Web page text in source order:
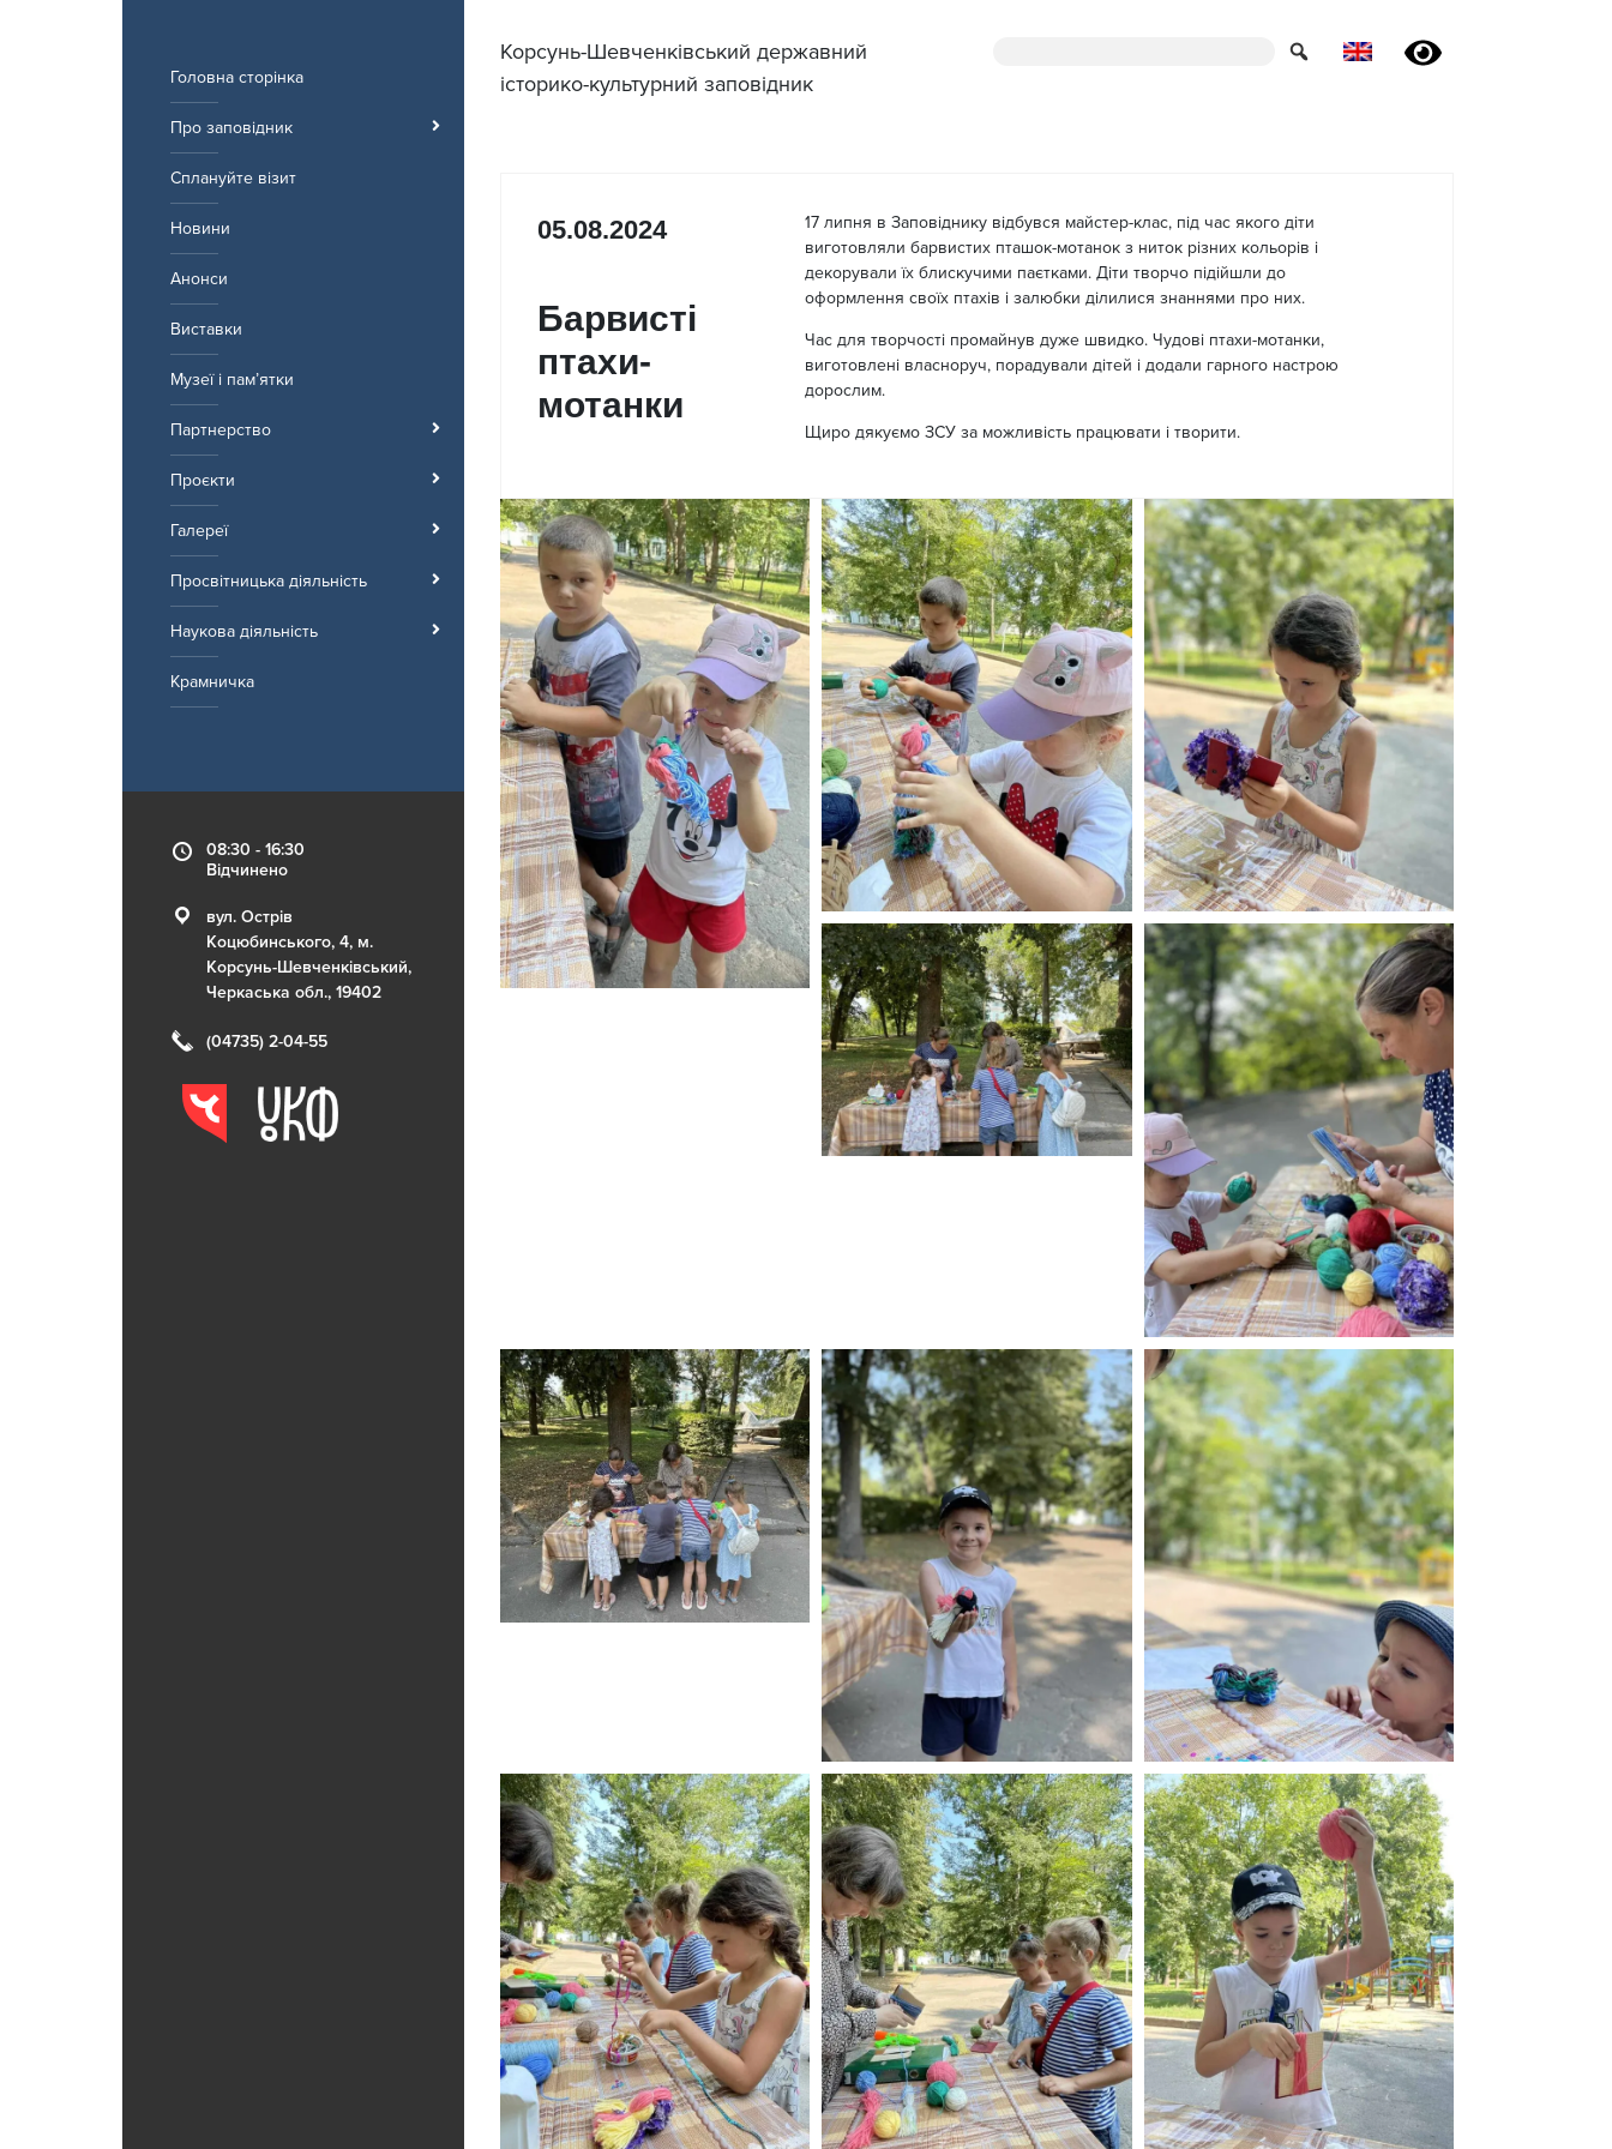
Головна сторінка
Про заповідник
Сплануйте візит
Новини
Анонси
Виставки
Музеї і пам’ятки
Партнерство
Проєкти
Галереї
Просвітницька діяльність
Наукова діяльність
Крамничка
08:30 - 16:30
Відчинено
вул. Острів
Коцюбинського, 4, м.
Корсунь-Шевченківський,
Черкаська обл., 19402
(04735) 2-04-55
Корсунь-Шевченківський державний
історико-культурний заповідник
05.08.2024
Барвисті
птахи-
мотанки
17 липня в Заповіднику відбувся майстер-клас, під час якого діти
виготовляли барвистих пташок-мотанок з ниток різних кольорів і
декорували їх блискучими паєтками. Діти творчо підійшли до
оформлення своїх птахів і залюбки ділилися знаннями про них.
Час для творчості промайнув дуже швидко. Чудові птахи-мотанки,
виготовлені власноруч, порадували дітей і додали гарного настрою
дорослим.
Щиро дякуємо ЗСУ за можливість працювати і творити.